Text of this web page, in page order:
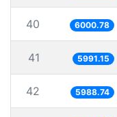
40 6000.78
41 5991.15
42 5988.74